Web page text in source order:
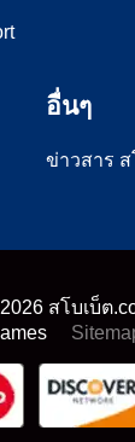
อื่นๆ
ข่าวสาร
2026สโบเบ็ต